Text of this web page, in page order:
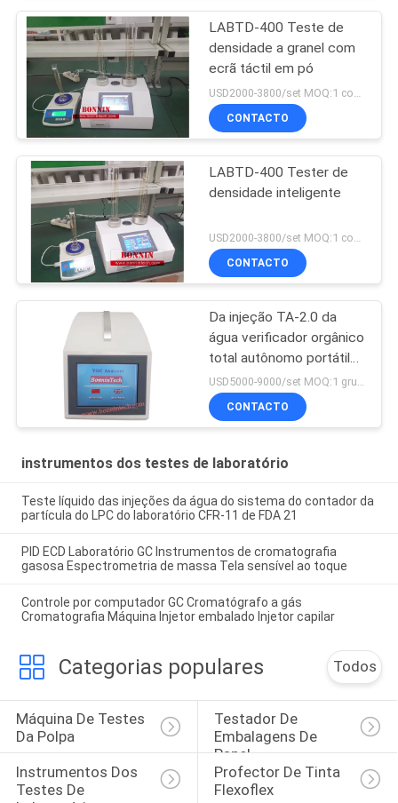
LABTD-400 Teste de
densidade a granel com
ecrã táctil em pó
CONTACTO
LABTD-400 Tester de
densidade inteligente
CONTACTO
Da injeção TA-2.0 da
água verificador orgânico
total autônomo portátil
do TOC do analisador do
carbono em linha
USD5000-9000/set MOQ:1 grupo
CONTACTO
instrumentos dos testes de laboratório
Teste líquido das injeções da água do sistema do contador da
partícula do LPC do laboratório CFR-11 de FDA 21
PID ECD Laboratório GC Instrumentos de cromatografia
gasosa Espectrometria de massa Tela sensível ao toque
Controle por computador GC Cromatógrafo a gás
Cromatografia Máquina Injetor embalado Injetor capilar
Categorias populares Todos
Máquina De Testes
Da Polpa
Testador De
Embalagens De
Papel
Instrumentos Dos
Testes De
Profector De Tinta
Flexoflex